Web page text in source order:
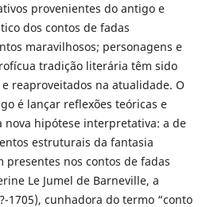
provenientes do antigo e
dos contos de fadas
maravilhosos; personagens e
tradição literária têm sido
reaproveitados na atualidade. O
é lançar reflexões teóricas e
nova hipótese interpretativa: a de
estruturais da fantasia
presentes nos contos de fadas
Le Jumel de Barneville, a
1705), cunhadora do termo “conto